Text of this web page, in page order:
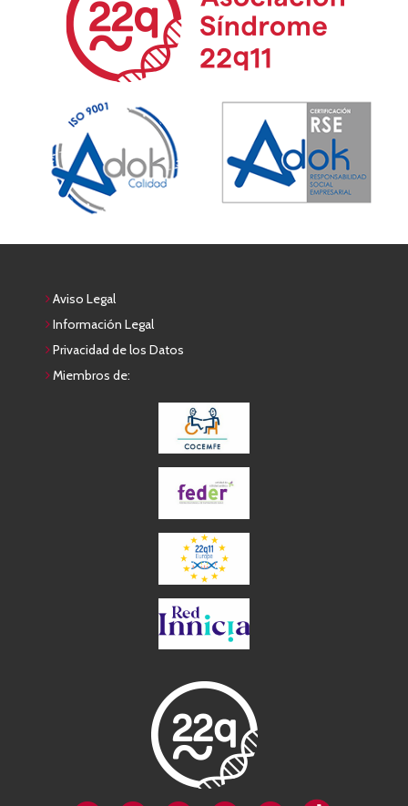
Aviso Legal
Información Legal
Privacidad de los Datos
Miembros de: